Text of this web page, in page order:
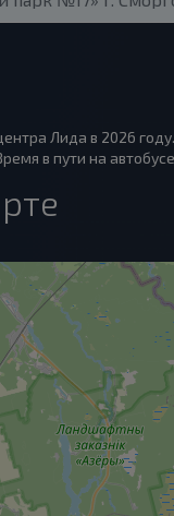
Лида в 2026
в пути на